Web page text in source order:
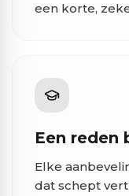
een korte,
Een reden
Elke
dat schept